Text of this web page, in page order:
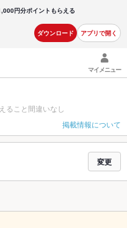
円分ポイントもらえる
ダウンロード アプリで開く
マイメニュー
ること間違いなし
掲載情報について
変更